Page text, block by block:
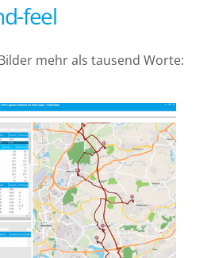
feel
mehr als tausend Worte: